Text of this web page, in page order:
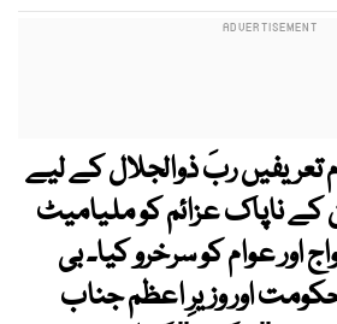
ربَ ذوالجلال کے لیے
ناپاک عزائم کو ملیامیٹ
اور عوام کو سرخرو کیا۔ بی
اور وزیرِ اعظم جناب